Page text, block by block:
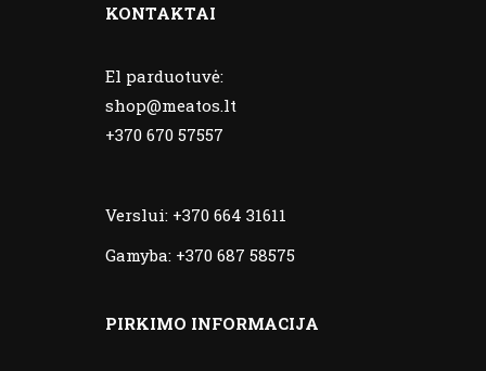
KONTAKTAI
El parduotuvė:
shop@meatos.lt
+370 670 57557
Verslui: +370 664 31611
Gamyba: +370 687 58575
PIRKIMO INFORMACIJA